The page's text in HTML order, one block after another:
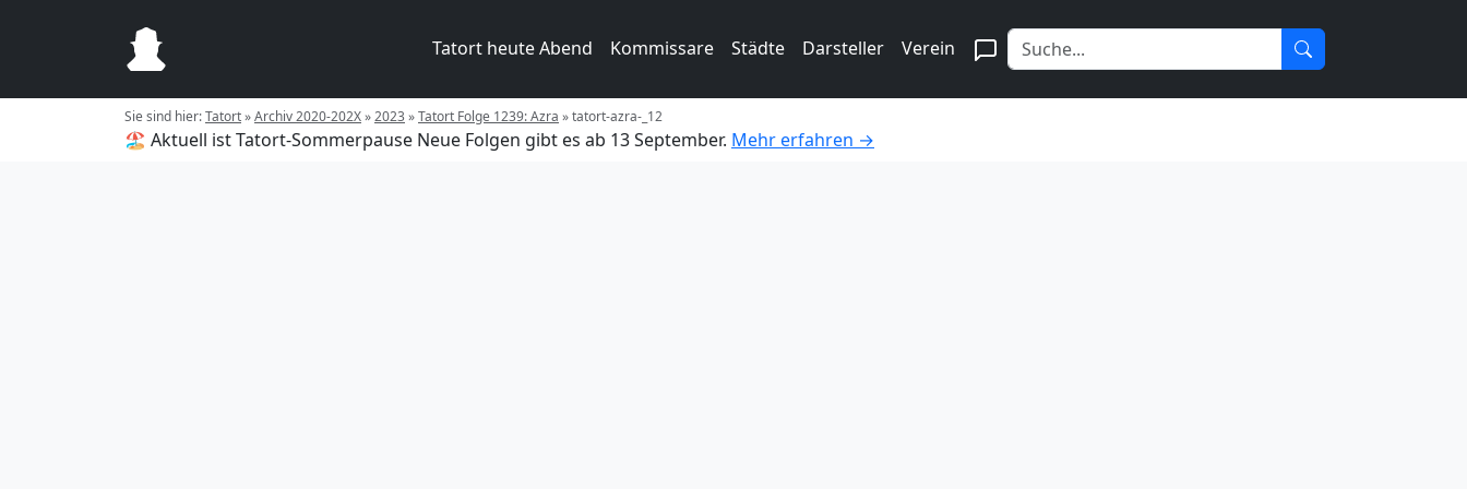
Tatort heute Abend Kommissare Städte Darsteller Verein
Sie sind hier:Tatort»Archiv 2020-202X»2023»Tatort Folge 1239: Azra »tatort-azra-_12
🏖️ Aktuell ist Tatort-Sommerpause Neue Folgen gibt es ab 13 September. Mehr erfahren →